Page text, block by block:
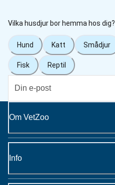
Vilka husdjur bor hemma hos dig?
Hund Katt Smådjur
Fisk Reptil
Om VetZoo
Info